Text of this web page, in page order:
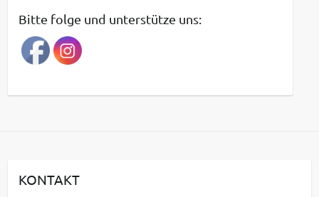
r
a
g
a
v
Bitte folge und unterstütze uns:
KONTAKT